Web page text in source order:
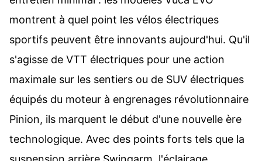
montrent à quel point les vélos électriques
sportifs peuvent être innovants aujourd'hui. Qu'il
s'agisse de VTT électriques pour une action
maximale sur les sentiers ou de SUV électriques
équipés du moteur à engrenages révolutionnaire
Pinion, ils marquent le début d'une nouvelle ère
technologique. Avec des points forts tels que la